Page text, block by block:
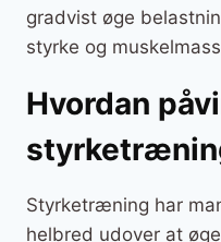
gradvist øge
styrke og
Hvordan
Styrketræning har
helbred udover at